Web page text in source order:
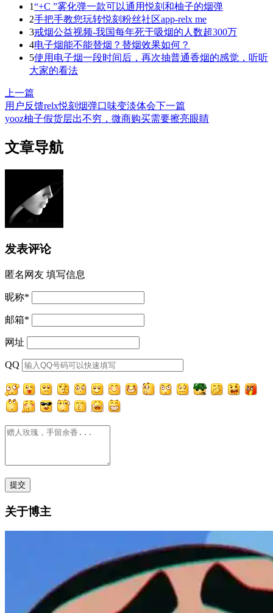
1“+C ”雾化弹一款可以通用悦刻和柚子的烟弹
2手把手教您玩转悦刻粉丝社区app-relx me
3戒烟公益视频-我国每年死于吸烟的人数超300万
4电子烟能不能替烟？替烟效果如何？
5使用电子烟一段时间后，再次抽普通香烟的感觉，听听
大家的看法
上一篇
用户反馈relx悦刻烟弹口味变淡体会下一篇
yooz柚子假货层出不穷，微商购买需要擦亮眼睛
文章导航
发表评论
匿名网友 填写信息
昵称*
邮箱*
网址
QQ
关于博主